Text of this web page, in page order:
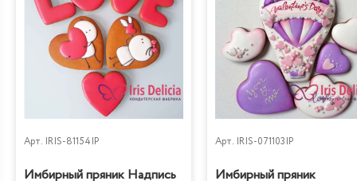
Арт. IRIS-81154IP
Имбирный пряник Надпись
Арт. IRIS-071103IP
Имбирный пряник